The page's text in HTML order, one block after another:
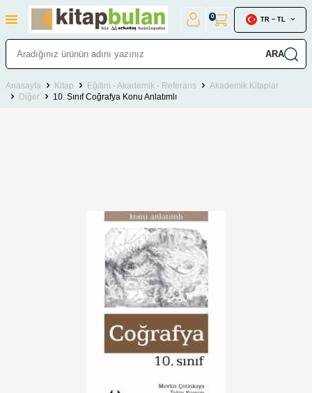
ARA
0 TR − TL
Anasayfa Kitap Eğitim - Akademik - Referans
Akademik Kitaplar
Diğer
10. Sınıf Coğrafya Konu Anlatımlı